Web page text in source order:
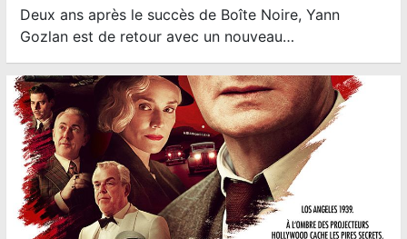
Deux ans après le succès de Boîte Noire, Yann
Gozlan est de retour avec un nouveau…